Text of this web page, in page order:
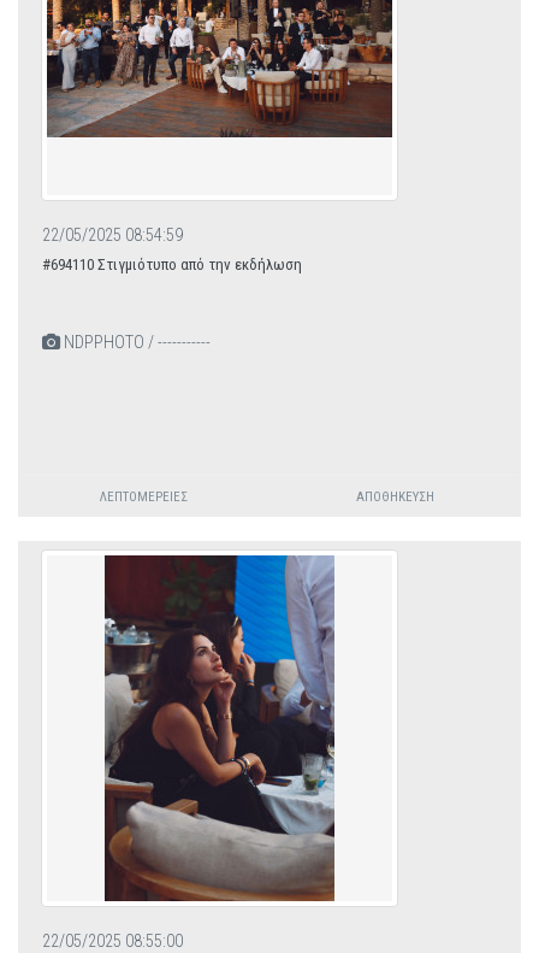
22/05/2025 08:54:59
#694110 Στιγμιότυπο από την εκδήλωση
NDPPHOTO / -----------
ΛΕΠΤΟΜΈΡΕΙΕΣ ΑΠΟΘΉΚΕΥΣΗ
22/05/2025 08:55:00